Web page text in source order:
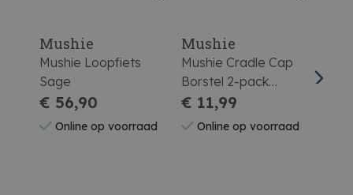
Mushie
Mushie Loopfiets
Sage
€ 56,90
Online op voorraad
Mushie
Mushie Cradle Cap
Borstel 2-pack
Rose/soft Lilac
€ 11,99
Online op voorraad